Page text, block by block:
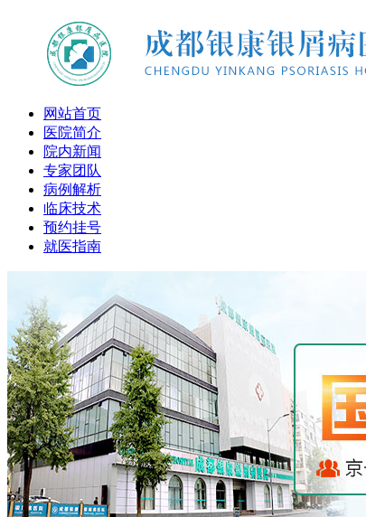
网站首页
医院简介
院内新闻
专家团队
病例解析
临床技术
预约挂号
就医指南